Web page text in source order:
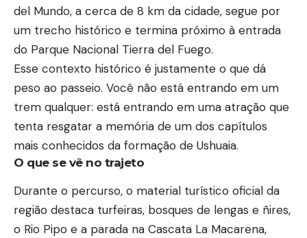
del Mundo, a cerca de 8 km da cidade, segue por
um trecho histórico e termina próximo à entrada
do Parque Nacional Tierra del Fuego.
Esse contexto histórico é justamente o que dá
peso ao passeio. Você não está entrando em um
trem qualquer: está entrando em uma atração que
tenta resgatar a memória de um dos capítulos
mais conhecidos da formação de Ushuaia.
O que se vê no trajeto
Durante o percurso, o material turístico oficial da
região destaca turfeiras, bosques de lengas e ñires,
o Rio Pipo e a parada na Cascata La Macarena,